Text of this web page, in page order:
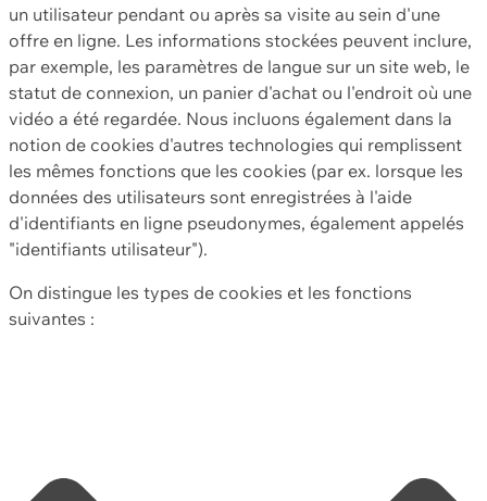
un utilisateur pendant ou après sa visite au sein d'une
offre en ligne. Les informations stockées peuvent inclure,
par exemple, les paramètres de langue sur un site web, le
statut de connexion, un panier d'achat ou l'endroit où une
vidéo a été regardée. Nous incluons également dans la
notion de cookies d'autres technologies qui remplissent
les mêmes fonctions que les cookies (par ex. lorsque les
données des utilisateurs sont enregistrées à l'aide
d'identifiants en ligne pseudonymes, également appelés
"identifiants utilisateur").
On distingue les types de cookies et les fonctions
suivantes :